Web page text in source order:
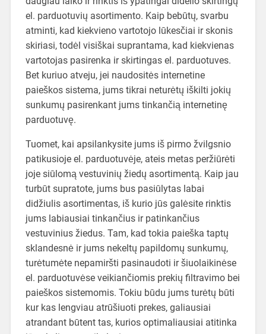
el. parduotuvių asortimento. Kaip bebūtų, svarbu
atminti, kad kiekvieno vartotojo lūkesčiai ir skonis
skiriasi, todėl visiškai suprantama, kad kiekvienas
vartotojas pasirenka ir skirtingas el. parduotuves.
Bet kuriuo atveju, jei naudositės internetine
paieškos sistema, jums tikrai neturėtų iškilti jokių
sunkumų pasirenkant jums tinkančią internetinę
parduotuvę.
Tuomet, kai apsilankysite jums iš pirmo žvilgsnio
patikusioje el. parduotuvėje, ateis metas peržiūrėti
joje siūlomą vestuvinių žiedų asortimentą. Kaip jau
turbūt supratote, jums bus pasiūlytas labai
didžiulis asortimentas, iš kurio jūs galėsite rinktis
jums labiausiai tinkančius ir patinkančius
vestuvinius žiedus. Tam, kad tokia paieška taptų
sklandesnė ir jums nekeltų papildomų sunkumų,
turėtumėte nepamiršti pasinaudoti ir šiuolaikinėse
el. parduotuvėse veikiančiomis prekių filtravimo bei
paieškos sistemomis. Tokiu būdu jums turėtų būti
kur kas lengviau atrūšiuoti prekes, galiausiai
atrandant būtent tas, kurios optimaliausiai atitinka